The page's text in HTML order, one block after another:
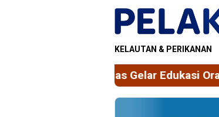
Skip
KELAUTAN & PERIKANAN
Gelar Edukasi Oral Habits dan